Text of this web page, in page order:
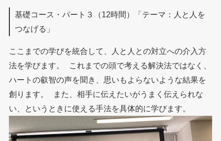
基礎コース・パート３（12時間）「テーマ：人と人を
つなげる」
ここまでの学びを統合して、人と人との対立への介入方
法を学びます。 これまでの頭で考える解決法ではなく、
ハートの叡智の声を聞き、思いもよらないような結果を
創ります。 また、相手に伝えたいがうまく伝えられな
い、というときに使える手法を具体的に学びます。